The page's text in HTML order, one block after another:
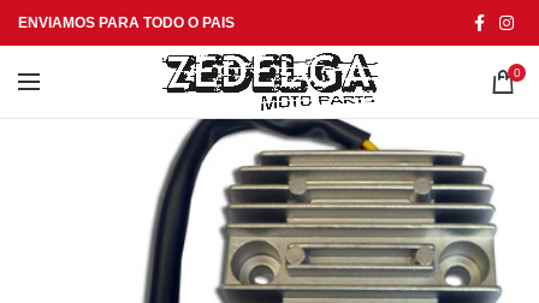
ENVIAMOS PARA TODO O PAIS
0